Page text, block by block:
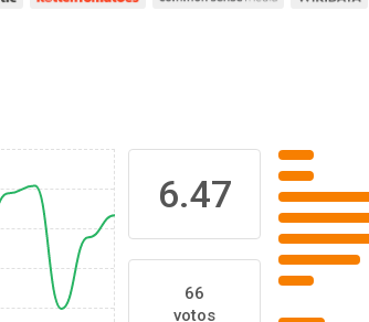
6.47
66
votos